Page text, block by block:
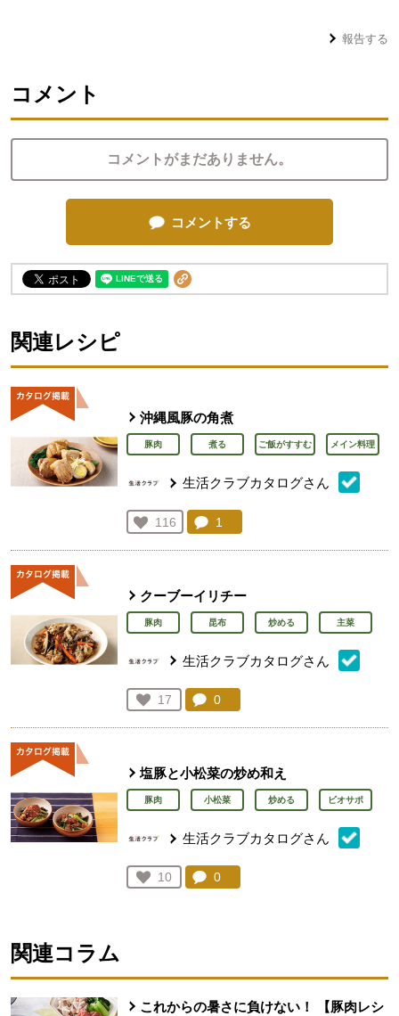
報告する
コメント
コメントがまだありません。
コメントする
関連レシピ
沖縄風豚の角煮
豚肉 煮る ご飯がすすむ メイン料理
生活クラブカタログさん
お気に入り登録：
116
人が登録
コメント：
1
クーブーイリチー
豚肉 昆布 炒める 主菜
生活クラブカタログさん
お気に入り登録：
17
人が登録
コメント：
0
塩豚と小松菜の炒め和え
豚肉 小松菜 炒める ビオサポ
生活クラブカタログさん
お気に入り登録：
10
人が登録
コメント：
0
関連コラム
これからの暑さに負けない！ 【豚肉レシ